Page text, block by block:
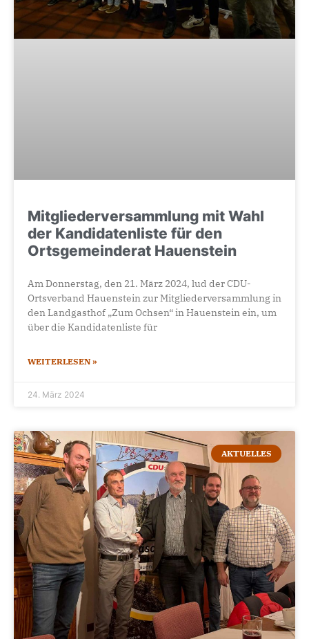
Mitglieder­versammlung mit Wahl
der Kandidatenliste für den
Ortsgemeinderat Hauenstein
Am Donnerstag, den 21. März 2024, lud der CDU-
Ortsverband Hauenstein zur Mitgliederversammlung in
den Landgasthof „Zum Ochsen“ in Hauenstein ein, um
über die Kandidatenliste für
WEITERLESEN »
24. März 2024
AKTUELLES